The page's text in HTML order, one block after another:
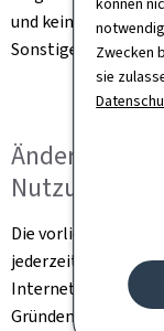
Zwecken
sie
und keinesfalls die
Sonstigem im
Änderung der
Die vorliegenden
jederzeit und ohne
Internetseite, der
Gründen